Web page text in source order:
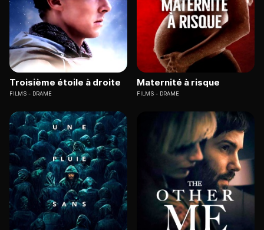
Troisième étoile à droite
FILMS DRAME
Maternité à risque
FILMS DRAME